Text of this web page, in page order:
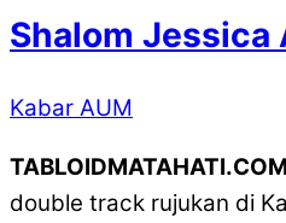
Shalom Jessica
Kabar AUM
double track rujukan di